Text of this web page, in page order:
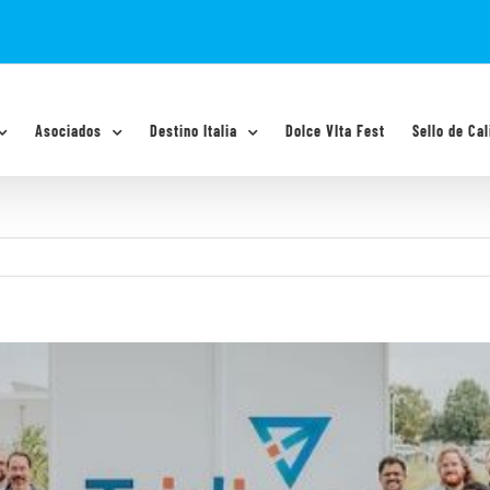
Asociados Destino Italia Dolce VIta Fest Sello de